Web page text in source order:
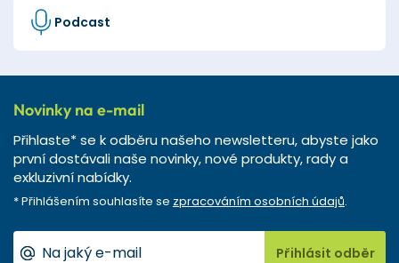
Podcast
Novinky na e-mail
Přihlaste* se k odběru našeho newsletteru, abyste jako
první dostávali naše novinky, nové produkty, rady a
exkluzivní nabídky.
* Přihlášením souhlasíte se zpracováním osobních údajů.
Přihlásit odběr